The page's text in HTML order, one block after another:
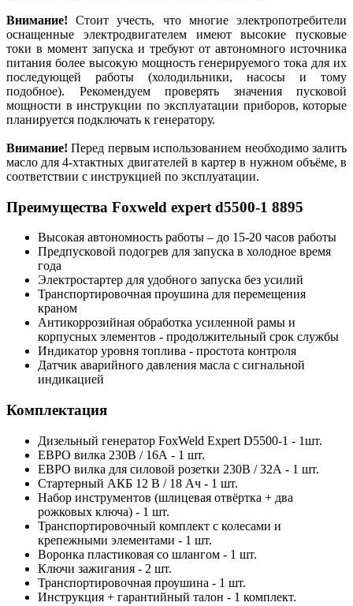
Внимание!Стоит учесть, что многие электропотребители
оснащенные электродвигателем имеют высокие пусковые
токи в момент запуска и требуют от автономного источника
питания более высокую мощность генерируемого тока для их
последующей работы (холодильники, насосы и тому
подобное). Рекомендуем проверять значения пусковой
мощности в инструкции по эксплуатации приборов, которые
планируется подключать к генератору.
Внимание!Перед первым использованием необходимо залить
масло для 4-хтактных двигателей в картер в нужном объёме, в
соответствии с инструкцией по эксплуатации.
Преимущества Foxweld expert d5500-1 8895
Высокая автономность работы – до 15-20 часов работы
Предпусковой подогрев для запуска в холодное время
года
Электростартер для удобного запуска без усилий
Транспортировочная проушина для перемещения
краном
Антикоррозийная обработка усиленной рамы и
корпусных элементов - продолжительный срок службы
Индикатор уровня топлива - простота контроля
Датчик аварийного давления масла с сигнальной
индикацией
Комплектация
Дизельный генератор FoxWeld Expert D5500-1 - 1шт.
ЕВРО вилка 230В / 16А - 1 шт.
ЕВРО вилка для силовой розетки 230В / 32А - 1 шт.
Стартерный АКБ 12 В / 18 Ач - 1 шт.
Набор инструментов (шлицевая отвёртка + два
рожковых ключа) - 1 шт.
Транспортировочный комплект с колесами и
крепежными элементами - 1 шт.
Воронка пластиковая со шлангом - 1 шт.
Ключи зажигания - 2 шт.
Транспортировочная проушина - 1 шт.
Инструкция + гарантийный талон - 1 комплект.